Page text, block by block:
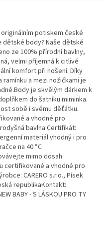
potiskem české
dětské body? Naše dětské
ze 100% přírodní bavlny,
velmi příjemná k citlivé
komfort při nošení. Díky
a mezi nožičkami je
je skvělým dárkem k
do šatníku miminka.
sobě i svému děťátku.
a vhodné pro
bavlna Certifikát:
materiál vhodný i pro
na 40 °C
mimo dosah
certifikované a vhodné pro
CARERO s.r.o., Písek
republikaKontakt:
BABY - S LÁSKOU PRO TY